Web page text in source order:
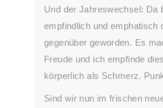
Und der Jahreswechsel: Da
empfindlich und emphatisch
gegenüber geworden. Es
Freude und ich empfinde
körperlich als Schmerz.
Sind wir nun im frischen